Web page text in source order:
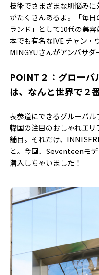
Seventeen について
ST
新規会員登録
技術でさまざまな肌悩み
がたくさんあるよ。「毎
ランド」として10代の美
本でも有名なIVE チャン・
MINGYUさんがアンバサダ
POINT２：グローバ
は、なんと世界で２
表参道にできるグルーバ
韓国の注目のおしゃれエ
舗目。それだけ、
と。今回、Seventeenモ
潜入しちゃいました！